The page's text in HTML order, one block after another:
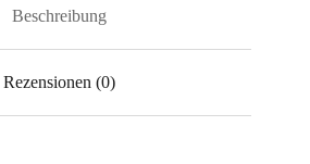
Beschreibung
Rezensionen (0)